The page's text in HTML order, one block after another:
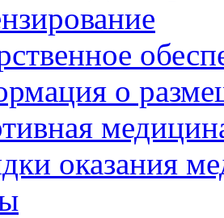
о
оказания